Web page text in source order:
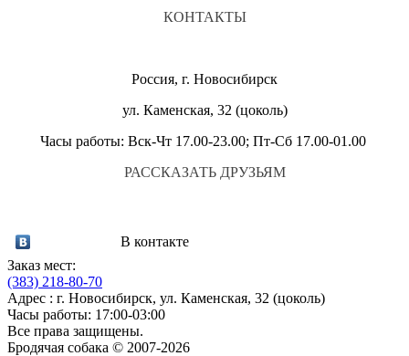
КОНТАКТЫ
Россия, г. Новосибирск
ул. Каменская, 32 (цоколь)
Часы работы: Вск-Чт 17.00-23.00; Пт-Сб 17.00-01.00
РАССКАЗАТЬ ДРУЗЬЯМ
В контакте
Заказ мест:
(383) 218-80-70
Адрес : г. Новосибирск, ул. Каменская, 32 (цоколь)
Часы работы: 17:00-03:00
Все права защищены.
Бродячая собака © 2007-2026